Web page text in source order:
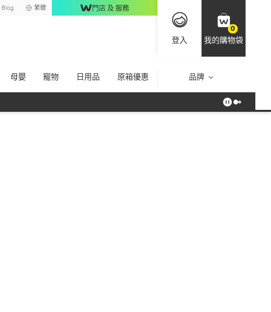
Blog 繁體 門店 及 服務
登入
0
我的購物袋
母嬰 寵物 日用品 原箱優惠 品牌